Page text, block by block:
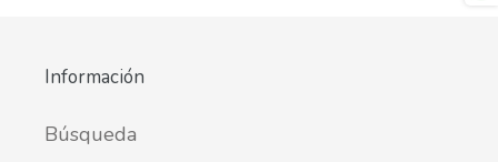
Información
Búsqueda